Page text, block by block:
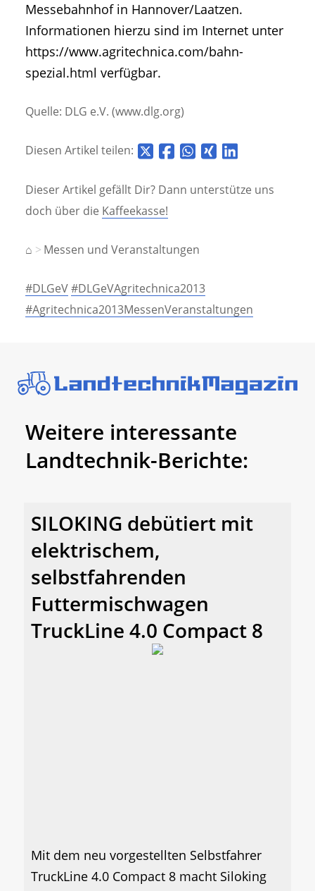
Messebahnhof in Hannover/Laatzen.
Informationen hierzu sind im Internet unter
https://www.agritechnica.com/bahn-
spezial.html verfügbar.
Quelle: DLG e.V. (www.dlg.org)
Diesen Artikel teilen:
Dieser Artikel gefällt Dir? Dann unterstütze uns
doch über die Kaffeekasse!
⌂ Messen und Veranstaltungen
#DLGeV#DLGeVAgritechnica2013
#Agritechnica2013MessenVeranstaltungen
Weitere interessante
Landtechnik-Berichte:
SILOKING debütiert mit
elektrischem,
selbstfahrenden
Futtermischwagen
TruckLine 4.0 Compact 8
Mit dem neu vorgestellten Selbstfahrer
TruckLine 4.0 Compact 8 macht Siloking